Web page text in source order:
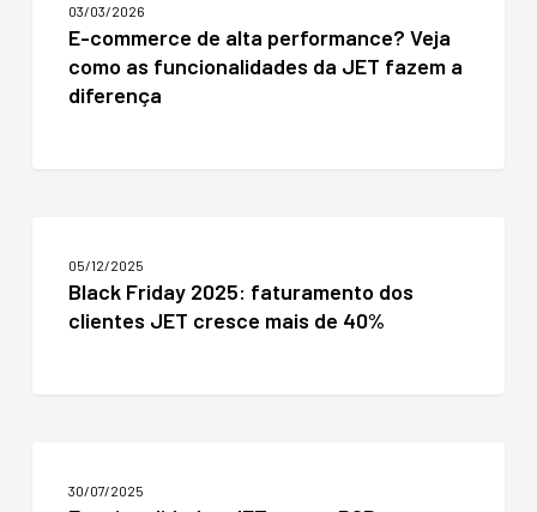
performance?
diferença
03/03/2026
E-commerce de alta performance? Veja
como as funcionalidades da JET fazem a
diferença
2025:
faturamento
05/12/2025
Black Friday 2025: faturamento dos
clientes JET cresce mais de 40%
para30/07/2025